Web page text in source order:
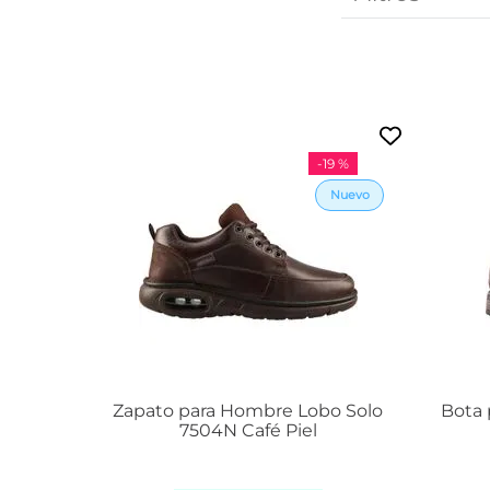
-19 %
Zapato para Hombre Lobo Solo
7504N Café Piel
Bota